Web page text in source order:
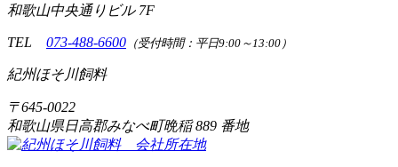
和歌山中央通りビル 7F
TEL 073-488-6600 （受付時間：平日9:00～13:00）
紀州ほそ川飼料
〒645-0022
和歌山県日高郡みなべ町晩稲889 番地